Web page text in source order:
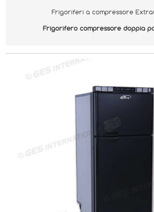
Frigoriferi a compressore
Frigorifero compressore doppia